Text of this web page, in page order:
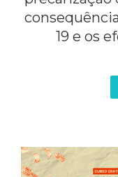
19 e os